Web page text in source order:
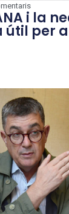
i la
útil per